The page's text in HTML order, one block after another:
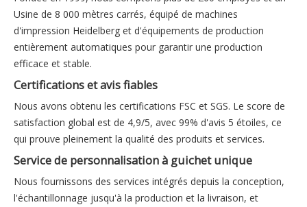
Usine de 8 000 mètres carrés, équipé de machines
d'impression Heidelberg et d'équipements de production
entièrement automatiques pour garantir une production
efficace et stable.
Certifications et avis fiables
Nous avons obtenu les certifications FSC et SGS. Le score de
satisfaction global est de 4,9/5, avec 99% d'avis 5 étoiles, ce
qui prouve pleinement la qualité des produits et services.
Service de personnalisation à guichet unique
Nous fournissons des services intégrés depuis la conception,
l'échantillonnage jusqu'à la production et la livraison, et